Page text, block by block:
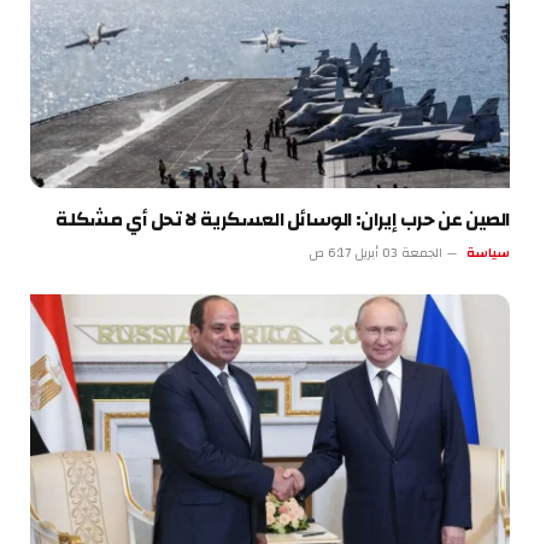
الصين عن حرب إيران: الوسائل العسكرية لا تحل أي مشكلة
سياسة الجمعة 03 أبريل 6:17 ص